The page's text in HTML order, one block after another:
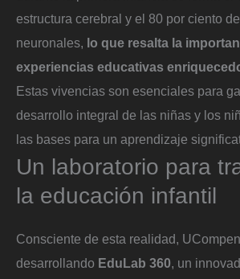
estructura cerebral y el 80 por ciento
neuronales, lo que resalta la
experiencias educativas
Estas vivencias son esenciales para
desarrollo integral de las niñas y los
las bases para un aprendizaje
Un laboratorio para
la educación infantil
Consciente de esta realidad,
desarrollando EduLab 360, un